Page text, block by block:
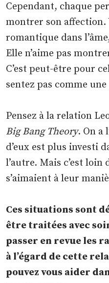
Cependant, chaque
montrer son affection.
romantique dans
Elle n’aime pas
C’est peut-être pour
sentez pas comme
Pensez à la relation
Big Bang Theory. On a
d’eux est plus investi
l’autre. Mais c’est loin
s’aimaient à leur
Ces situations sont
être traitées avec
passer en revue les
à l’égard de cette
pouvez vous aider